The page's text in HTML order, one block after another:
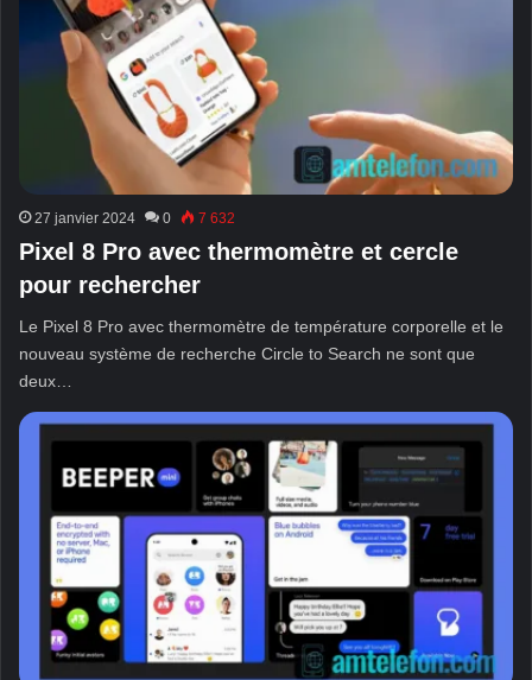
27 janvier 2024 0 7 632
Pixel 8 Pro avec thermomètre et cercle
pour rechercher
Le Pixel 8 Pro avec thermomètre de température corporelle et le
nouveau système de recherche Circle to Search ne sont que
deux…